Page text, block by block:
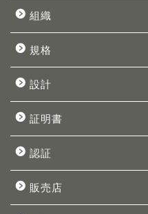
組織
規格
設計
証明書
認証
販売店